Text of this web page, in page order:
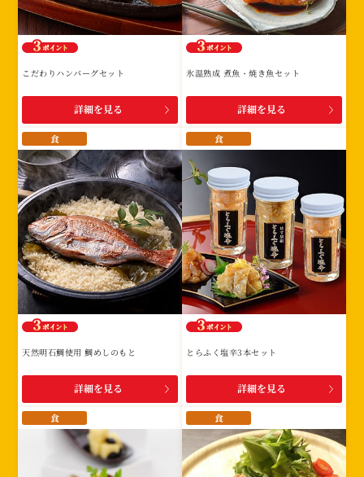
こだわりハンバーグセット
詳細を見る
氷温熟成 煮魚・焼き魚セット
詳細を見る
食
天然明石鯛使用 鯛めしのもと
詳細を見る
食
とらふく塩辛3本セット
詳細を見る
食 食